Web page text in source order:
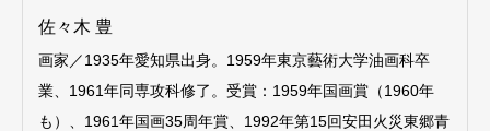
佐々木 豊
画家／1935年愛知県出身。1959年東京藝術大学油画科卒
業、1961年同専攻科修了。受賞：1959年国画賞（1960年
も）、1961年国画35周年賞、1992年第15回安田火災東郷青